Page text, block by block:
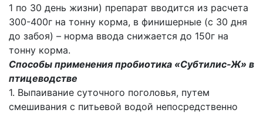
1 по 30 день жизни) препарат вводится из расчета
300-400г на тонну корма, в финишерные (с 30 дня
до забоя) – норма ввода снижается до 150г на
тонну корма.
Способы применения пробиотика «Субтилис-Ж» в
птицеводстве
1. Выпаивание суточного поголовья, путем
смешивания с питьевой водой непосредственно